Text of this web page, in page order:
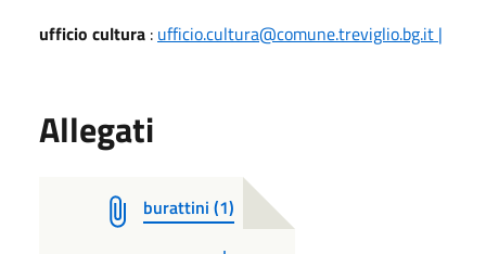
ufficio cultura : ufficio.cultura@comune.treviglio.bg.it |
Allegati
burattini (1)